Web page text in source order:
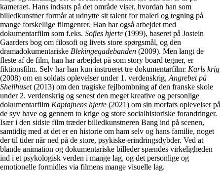
kameraet. Hans indsats på det område viser, hvordan han som
billedkunstner formår at udnytte sit talent for maleri og tegning på
mange forskellige filmgenrer. Han har også arbejdet med
dokumentarfilm som f.eks. Sofies hjerte (1999), baseret på Jostein
Gaarders bog om filosofi og livets store spørgsmål, og den
dramadokumentariske Blekingegadebanden (2009). Men langt de
fleste af de film, han har arbejdet på som story board tegner, er
fiktionsfilm. Selv har han kun instrueret tre dokumentarfilm: Karls krig
(2008) om en soldats oplevelser under 1. verdenskrig, Angrebet på
Shellhuset(2013) om den tragiske fejlbombning af den franske skole
under 2. verdenskrig og senest den meget kreative og personlige
dokumentarfilm Kaptajnens hjerte (2021) om sin morfars oplevelser på
de syv have og gennem to krige og store socialhistoriske forandringer.
Især i den sidste film træder billedkunstneren Bang ind på scenen,
samtidig med at det er en historie om ham selv og hans familie, noget
der til tider når ned på de store, psykiske erindringsdybder. Ved at
blande animation og dokumentariske billeder spændes virkeligheden
ind i et psykologisk verden i mange lag, og det personlige og
emotionelle formidles via filmens mange visuelle lag.